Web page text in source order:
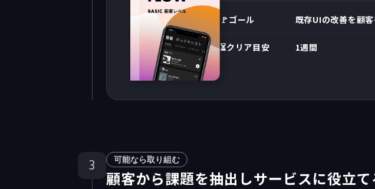
🚩ゴール 既存UIの改善を顧
⏳クリア目安 1週間
3 可能なら取り組む
顧客から課題を抽出しサービスに役立